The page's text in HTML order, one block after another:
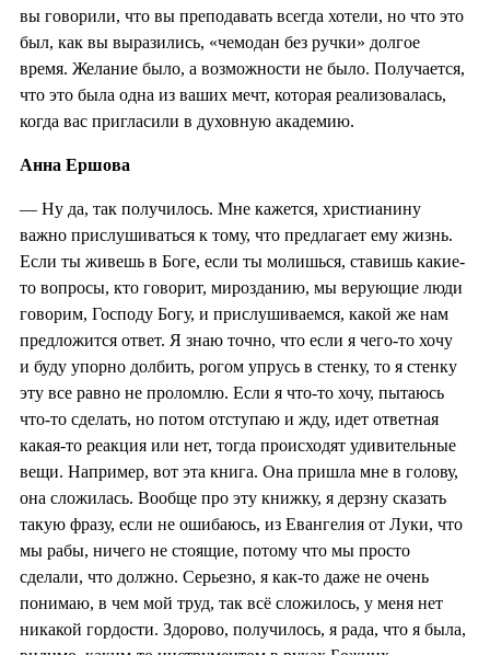
вы говорили, что вы преподавать всегда хотели, но что это
был, как вы выразились, «чемодан без ручки» долгое
время. Желание было, а возможности не было. Получается,
что это была одна из ваших мечт, которая реализовалась,
когда вас пригласили в духовную академию.
Анна Ершова
— Ну да, так получилось. Мне кажется, христианину
важно прислушиваться к тому, что предлагает ему жизнь.
Если ты живешь в Боге, если ты молишься, ставишь какие-
то вопросы, кто говорит, мирозданию, мы верующие люди
говорим, Господу Богу, и прислушиваемся, какой же нам
предложится ответ. Я знаю точно, что если я чего-то хочу
и буду упорно долбить, рогом упрусь в стенку, то я стенку
эту все равно не проломлю. Если я что-то хочу, пытаюсь
что-то сделать, но потом отступаю и жду, идет ответная
какая-то реакция или нет, тогда происходят удивительные
вещи. Например, вот эта книга. Она пришла мне в голову,
она сложилась. Вообще про эту книжку, я дерзну сказать
такую фразу, если не ошибаюсь, из Евангелия от Луки, что
мы рабы, ничего не стоящие, потому что мы просто
сделали, что должно. Серьезно, я как-то даже не очень
понимаю, в чем мой труд, так всё сложилось, у меня нет
никакой гордости. Здорово, получилось, я рада, что я была,